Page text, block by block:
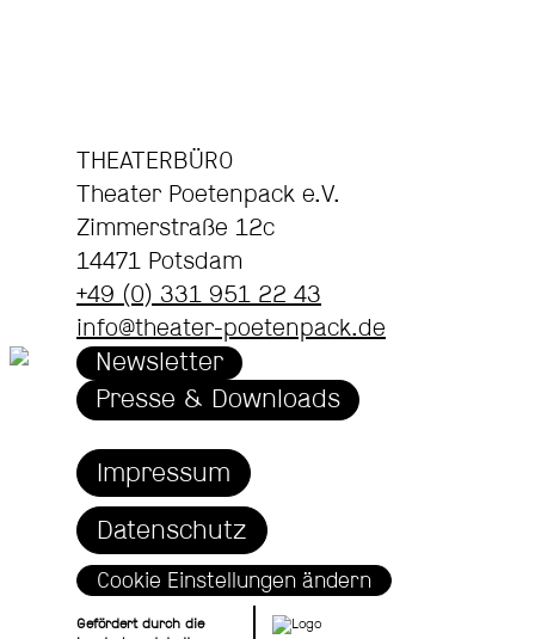
THEATERBÜRO
Theater Poetenpack e.V.
Zimmerstraße 12c
14471 Potsdam
+49 (0) 331 951 22 43
info@theater-poetenpack.de
Newsletter
Presse & Downloads
Impressum
Datenschutz
Cookie Einstellungen ändern
Gefördert durch die